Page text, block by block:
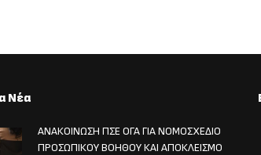
Νέα
ΑΝΑΚΟΙΝΩΣΗ ΠΣΕ ΟΓΑ ΓΙΑ ΝΟΜΟΣΧΕΔΙΟ
ΠΡΟΣΩΠΙΚΟΥ ΒΟΗΘΟΥ ΚΑΙ ΑΠΟΚΛΕΙΣΜΟ